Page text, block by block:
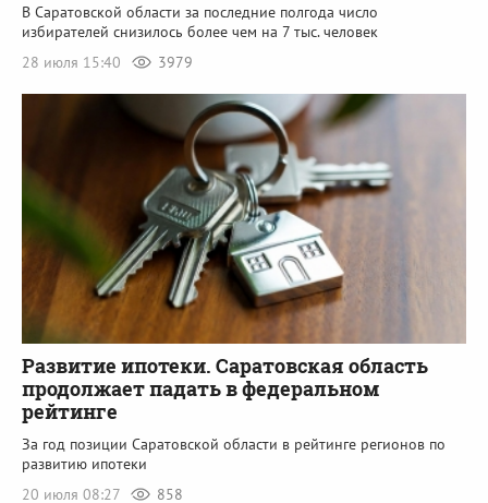
В Саратовской области за последние полгода число
избирателей снизилось более чем на 7 тыс. человек
28 июля 15:40
3979
Развитие ипотеки. Саратовская область
продолжает падать в федеральном
рейтинге
За год позиции Саратовской области в рейтинге регионов по
развитию ипотеки
20 июля 08:27
858